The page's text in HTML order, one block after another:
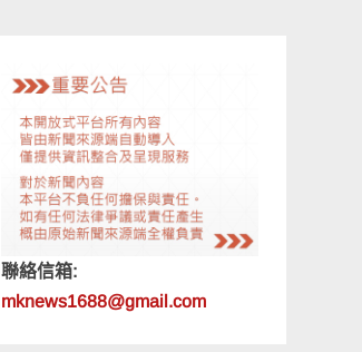
聯絡信箱:
mknews1688@gmail.com